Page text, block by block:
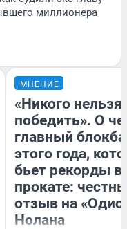
миллионера
МНЕНИЕ
«Никого нельзя
победить». О
главный
этого года,
бьет рекорды в
прокате:
отзыв на
Нолана